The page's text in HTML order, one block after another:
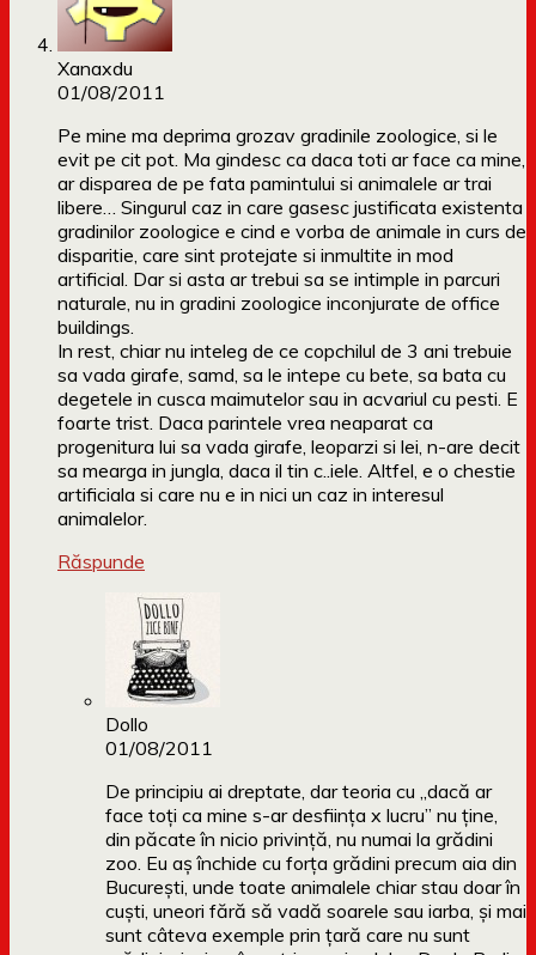
Xanaxdu
01/08/2011
Pe mine ma deprima grozav gradinile zoologice, si le
evit pe cit pot. Ma gindesc ca daca toti ar face ca mine,
ar disparea de pe fata pamintului si animalele ar trai
libere… Singurul caz in care gasesc justificata existenta
gradinilor zoologice e cind e vorba de animale in curs de
disparitie, care sint protejate si inmultite in mod
artificial. Dar si asta ar trebui sa se intimple in parcuri
naturale, nu in gradini zoologice inconjurate de office
buildings.
In rest, chiar nu inteleg de ce copchilul de 3 ani trebuie
sa vada girafe, samd, sa le intepe cu bete, sa bata cu
degetele in cusca maimutelor sau in acvariul cu pesti. E
foarte trist. Daca parintele vrea neaparat ca
progenitura lui sa vada girafe, leoparzi si lei, n-are decit
sa mearga in jungla, daca il tin c..iele. Altfel, e o chestie
artificiala si care nu e in nici un caz in interesul
animalelor.
Răspunde
Dollo
01/08/2011
De principiu ai dreptate, dar teoria cu „dacă ar
face toți ca mine s-ar desființa x lucru” nu ține,
din păcate în nicio privință, nu numai la grădini
zoo. Eu aș închide cu forța grădini precum aia din
București, unde toate animalele chiar stau doar în
cuști, uneori fără să vadă soarele sau iarba, și mai
sunt câteva exemple prin țară care nu sunt